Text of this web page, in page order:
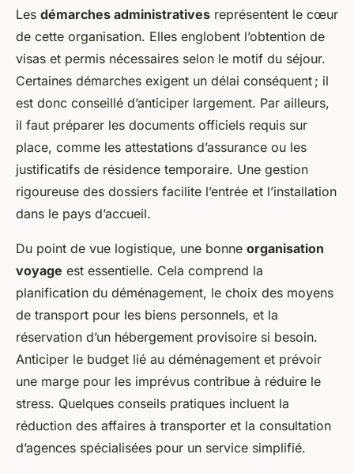
Les démarches administratives représentent le cœur
de cette organisation. Elles englobent l’obtention de
visas et permis nécessaires selon le motif du séjour.
Certaines démarches exigent un délai conséquent ; il
est donc conseillé d’anticiper largement. Par ailleurs,
il faut préparer les documents officiels requis sur
place, comme les attestations d’assurance ou les
justificatifs de résidence temporaire. Une gestion
rigoureuse des dossiers facilite l’entrée et l’installation
dans le pays d’accueil.
Du point de vue logistique, une bonne organisation
voyage est essentielle. Cela comprend la
planification du déménagement, le choix des moyens
de transport pour les biens personnels, et la
réservation d’un hébergement provisoire si besoin.
Anticiper le budget lié au déménagement et prévoir
une marge pour les imprévus contribue à réduire le
stress. Quelques conseils pratiques incluent la
réduction des affaires à transporter et la consultation
d’agences spécialisées pour un service simplifié.